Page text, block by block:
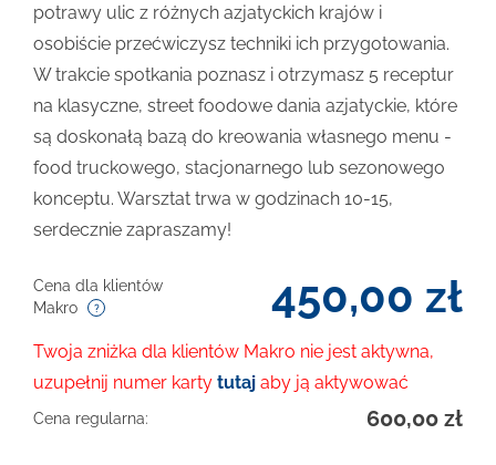
Cena dla klientów
Makro
450,00 zł
Twoja zniżka dla klientów Makro nie jest aktywna,
uzupełnij numer karty tutaj aby ją aktywować
Cena regularna: 600,00 zł
potrawy ulic z różnych azjatyckich krajów i
osobiście przećwiczysz techniki ich przygotowania.
W trakcie spotkania poznasz i otrzymasz 5 receptur
na klasyczne, street foodowe dania azjatyckie, które
są doskonałą bazą do kreowania własnego menu -
food truckowego, stacjonarnego lub sezonowego
konceptu. Warsztat trwa w godzinach 10-15,
serdecznie zapraszamy!